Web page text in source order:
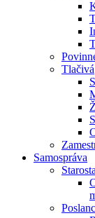
Tlačivá
Samospráva
Starosta